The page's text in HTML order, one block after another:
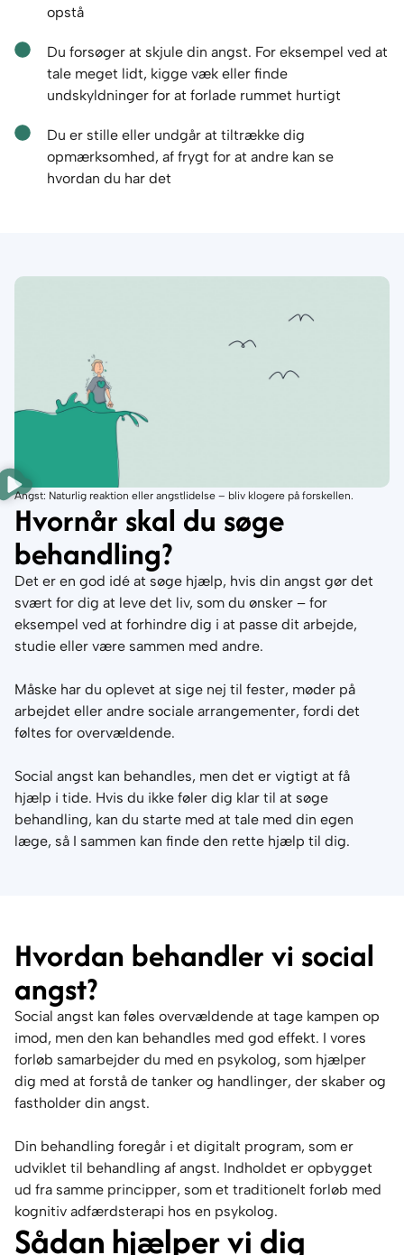
opstå
Du forsøger at skjule din angst. For eksempel ved at
tale meget lidt, kigge væk eller finde
undskyldninger for at forlade rummet hurtigt
Du er stille eller undgår at tiltrække dig
opmærksomhed, af frygt for at andre kan se
hvordan du har det
Hvornår skal du søge
behandling?
Det er en god idé at søge hjælp, hvis din angst gør det
svært for dig at leve det liv, som du ønsker – for
eksempel ved at forhindre dig i at passe dit arbejde,
studie eller være sammen med andre.
Måske har du oplevet at sige nej til fester, møder på
arbejdet eller andre sociale arrangementer, fordi det
føltes for overvældende.
Social angst kan behandles, men det er vigtigt at få
hjælp i tide. Hvis du ikke føler dig klar til at søge
behandling, kan du starte med at tale med din egen
læge, så I sammen kan finde den rette hjælp til dig.
Angst: Naturlig reaktion eller angstlidelse – bliv klogere på forskellen.
Hvordan behandler vi social
angst?
Social angst kan føles overvældende at tage kampen op
imod, men den kan behandles med god effekt. I vores
forløb samarbejder du med en psykolog, som hjælper
dig med at forstå de tanker og handlinger, der skaber og
fastholder din angst.
Din behandling foregår i et digitalt program, som er
udviklet til behandling af angst. Indholdet er opbygget
ud fra samme principper, som et traditionelt forløb med
kognitiv adfærdsterapi hos en psykolog.
Sådan hjælper vi dig